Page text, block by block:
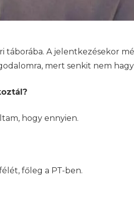
táborába. A jelentkezésekor
mert senkit nem
hogy ennyien.
főleg a PT-ben.